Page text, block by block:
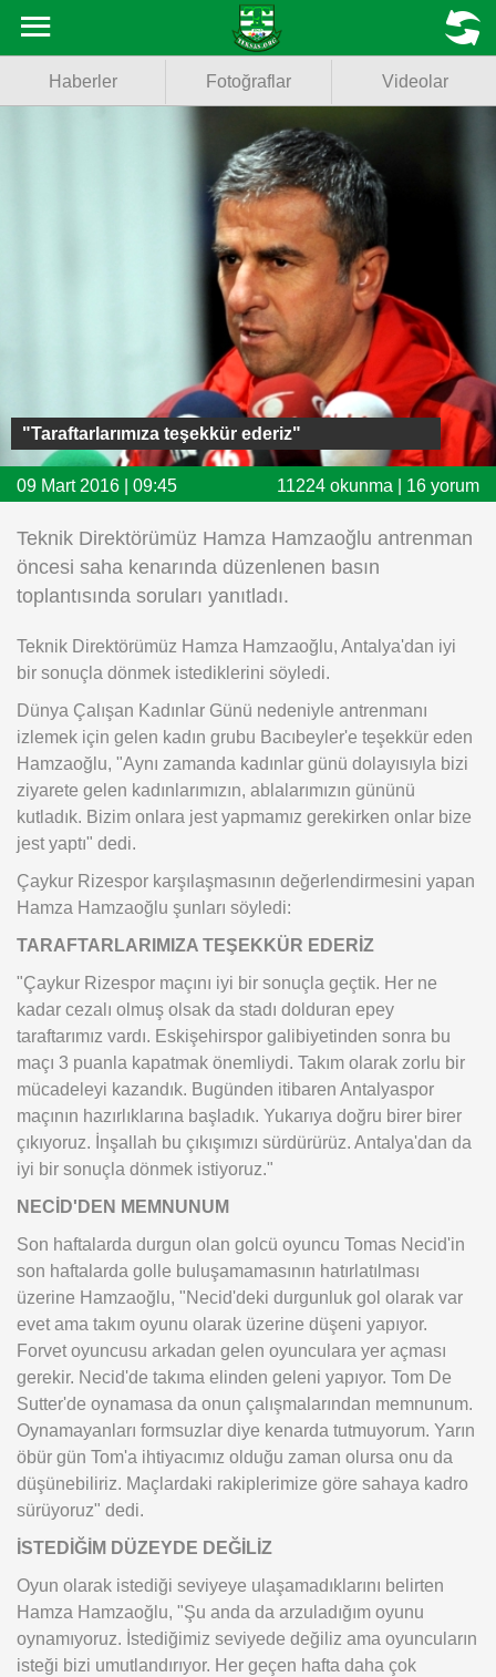
Fotoğraflar
Facebook
Twitter
Instagram
Android
iOS
MENU
Haberler Fotoğraflar Videolar
"Taraftarlarımıza teşekkür ederiz"
09 Mart 2016 | 09:45 11224 okunma | 16 yorum
Teknik Direktörümüz Hamza Hamzaoğlu antrenman
öncesi saha kenarında düzenlenen basın
toplantısında soruları yanıtladı.
Teknik Direktörümüz Hamza Hamzaoğlu, Antalya'dan iyi
bir sonuçla dönmek istediklerini söyledi.
Dünya Çalışan Kadınlar Günü nedeniyle antrenmanı
izlemek için gelen kadın grubu Bacıbeyler'e teşekkür eden
Hamzaoğlu, "Aynı zamanda kadınlar günü dolayısıyla bizi
ziyarete gelen kadınlarımızın, ablalarımızın gününü
kutladık. Bizim onlara jest yapmamız gerekirken onlar bize
jest yaptı" dedi.
Çaykur Rizespor karşılaşmasının değerlendirmesini yapan
Hamza Hamzaoğlu şunları söyledi:
TARAFTARLARIMIZA TEŞEKKÜR EDERİZ
"Çaykur Rizespor maçını iyi bir sonuçla geçtik. Her ne
kadar cezalı olmuş olsak da stadı dolduran epey
taraftarımız vardı. Eskişehirspor galibiyetinden sonra bu
maçı 3 puanla kapatmak önemliydi. Takım olarak zorlu bir
mücadeleyi kazandık. Bugünden itibaren Antalyaspor
maçının hazırlıklarına başladık. Yukarıya doğru birer birer
çıkıyoruz. İnşallah bu çıkışımızı sürdürürüz. Antalya'dan da
iyi bir sonuçla dönmek istiyoruz."
NECİD'DEN MEMNUNUM
Son haftalarda durgun olan golcü oyuncu Tomas Necid'in
son haftalarda golle buluşamamasının hatırlatılması
üzerine Hamzaoğlu, "Necid'deki durgunluk gol olarak var
evet ama takım oyunu olarak üzerine düşeni yapıyor.
Forvet oyuncusu arkadan gelen oyunculara yer açması
gerekir. Necid'de takıma elinden geleni yapıyor. Tom De
Sutter'de oynamasa da onun çalışmalarından memnunum.
Oynamayanları formsuzlar diye kenarda tutmuyorum. Yarın
öbür gün Tom'a ihtiyacımız olduğu zaman olursa onu da
düşünebiliriz. Maçlardaki rakiplerimize göre sahaya kadro
sürüyoruz" dedi.
İSTEDİĞİM DÜZEYDE DEĞİLİZ
Oyun olarak istediği seviyeye ulaşamadıklarını belirten
Hamza Hamzaoğlu, "Şu anda da arzuladığım oyunu
oynamıyoruz. İstediğimiz seviyede değiliz ama oyuncuların
isteği bizi umutlandırıyor. Her geçen hafta daha çok